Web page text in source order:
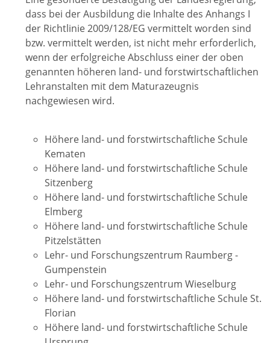
dass bei der Ausbildung die Inhalte des Anhangs I
der Richtlinie 2009/128/EG vermittelt worden sind
bzw. vermittelt werden, ist nicht mehr erforderlich,
wenn der erfolgreiche Abschluss einer der oben
genannten höheren land- und forstwirtschaftlichen
Lehranstalten mit dem Maturazeugnis
nachgewiesen wird.
Höhere land- und forstwirtschaftliche Schule
Kematen
Höhere land- und forstwirtschaftliche Schule
Sitzenberg
Höhere land- und forstwirtschaftliche Schule
Elmberg
Höhere land- und forstwirtschaftliche Schule
Pitzelstätten
Lehr- und Forschungszentrum Raumberg -
Gumpenstein
Lehr- und Forschungszentrum Wieselburg
Höhere land- und forstwirtschaftliche Schule St.
Florian
Höhere land- und forstwirtschaftliche Schule